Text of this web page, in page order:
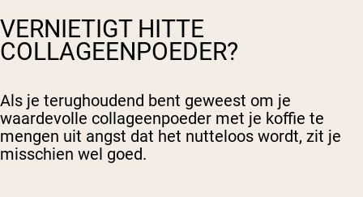
VERNIETIGT HITTE
COLLAGEENPOEDER?
Als je terughoudend bent geweest om je
waardevolle collageenpoeder met je koffie te
mengen uit angst dat het nutteloos wordt, zit je
misschien wel goed.